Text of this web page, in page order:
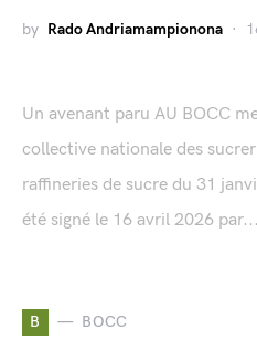
by Rado Andriamampionona
Un avenant paru AU BOCC
collective nationale des
raffineries de sucre du 31
été signé le 16 avril 2026 par...
B BOCC